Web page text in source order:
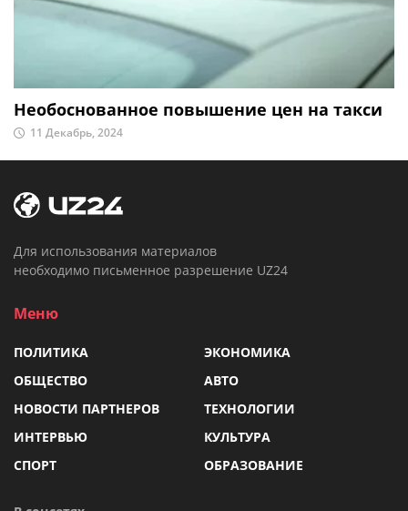
Необоснованное повышение цен на такси
11 Декабрь, 2024
Для использования материалов
необходимо письменное разрешение UZ24
Меню
ПОЛИТИКА
ЭКОНОМИКА
ОБЩЕСТВО
АВТО
НОВОСТИ ПАРТНЕРОВ
ТЕХНОЛОГИИ
ИНТЕРВЬЮ
КУЛЬТУРА
СПОРТ
ОБРАЗОВАНИЕ